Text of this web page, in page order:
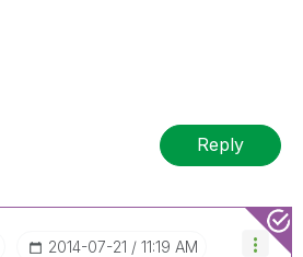
Reply
‎2014-07-21 11:19 AM